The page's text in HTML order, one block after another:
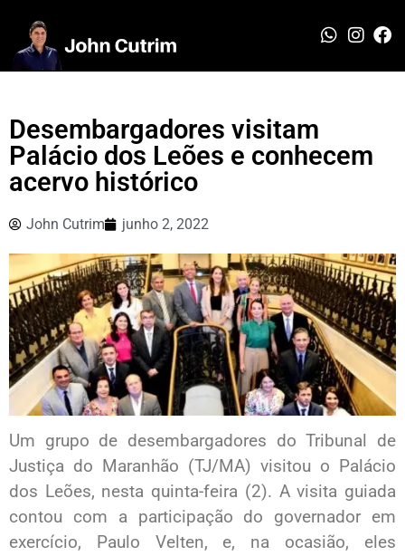
Desembargadores visitam
Palácio dos Leões e conhecem
acervo histórico
John Cutrim junho 2, 2022
Um grupo de desembargadores do Tribunal de
Justiça do Maranhão (TJ/MA) visitou o Palácio
dos Leões, nesta quinta-feira (2). A visita guiada
contou com a participação do governador em
exercício, Paulo Velten, e, na ocasião, eles